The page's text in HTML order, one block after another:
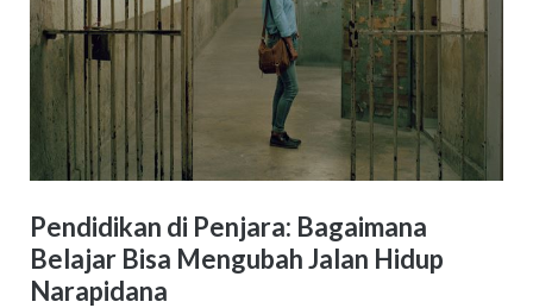
Pendidikan di Penjara: Bagaimana
Belajar Bisa Mengubah Jalan Hidup
Narapidana